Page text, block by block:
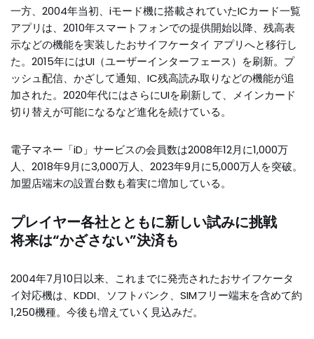
一方、2004年当初、iモード機に搭載されていたICカード一覧
アプリは、2010年スマートフォンでの提供開始以降、残高表
示などの機能を実装したおサイフケータイ アプリへと移行し
た。2015年にはUI（ユーザーインターフェース）を刷新。プ
ッシュ配信、かざして通知、IC残高読み取りなどの機能が追
加された。2020年代にはさらにUIを刷新して、メインカード
切り替えが可能になるなど進化を続けている。
電子マネー「iD」サービスの会員数は2008年12月に1,000万
人、2018年9月に3,000万人、2023年9月に5,000万人を突破。
加盟店端末の設置台数も着実に増加している。
プレイヤー各社とともに新しい試みに挑戦
将来は“かざさない”決済も
2004年7月10日以来、これまでに発売されたおサイフケータ
イ対応機は、KDDI、ソフトバンク、SIMフリー端末を含めて約
1,250機種。今後も増えていく見込みだ。